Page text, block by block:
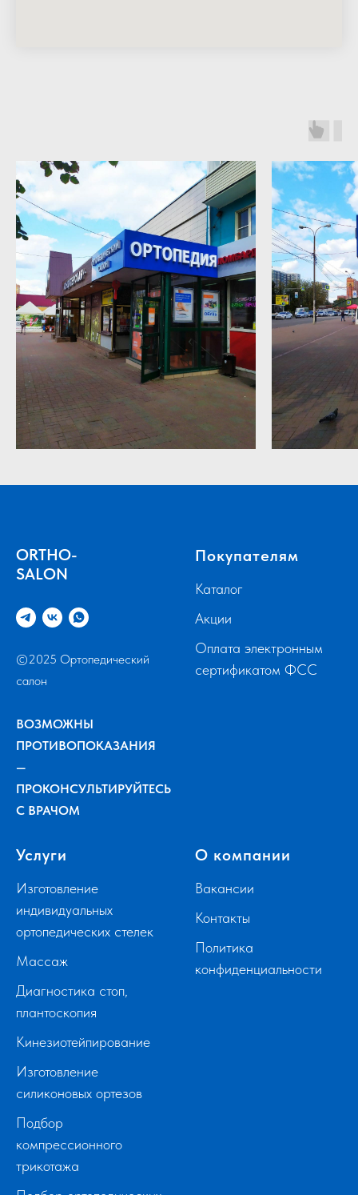
ORTHO-
SALON
©2025 Ортопедический
салон
ВОЗМОЖНЫ
ПРОТИВОПОКАЗАНИЯ
—
ПРОКОНСУЛЬТИРУЙТЕСЬ
С ВРАЧОМ
Покупателям
Каталог
Акции
Оплата электронным
сертификатом ФСС
Услуги
Изготовление
индивидуальных
ортопедических стелек
Массаж
Диагностика стоп,
плантоскопия
Кинезиотейпирование
Изготовление
силиконовых ортезов
Подбор
компрессионного
трикотажа
О компании
Вакансии
Контакты
Политика
конфиденциальности